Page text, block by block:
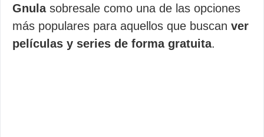
Gnulasobresale como una de las opciones
más populares para aquellos que buscan ver
películas y series de forma gratuita.